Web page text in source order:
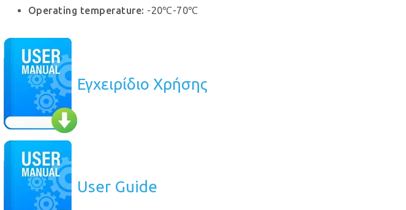
Operating temperature: -20℃-70℃
Εγχειρίδιο Χρήσης
User Guide